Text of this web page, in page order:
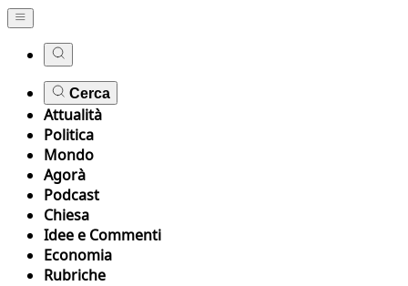
Cerca
Attualità
Politica
Mondo
Agorà
Podcast
Chiesa
Idee e Commenti
Economia
Rubriche